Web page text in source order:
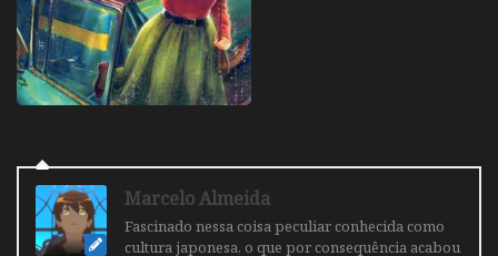
Marcelo Almeida
Fascinado nessa coisa peculiar conhecida como
cultura japonesa, o que por consequência acabou